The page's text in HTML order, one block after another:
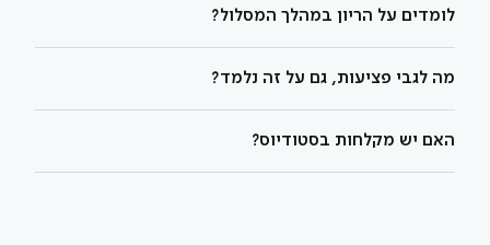
לומדים על הריון במהלך המסלול?
מה לגבי פציעות, גם על זה נלמד?
האם יש מקלחות בסטודיוס?